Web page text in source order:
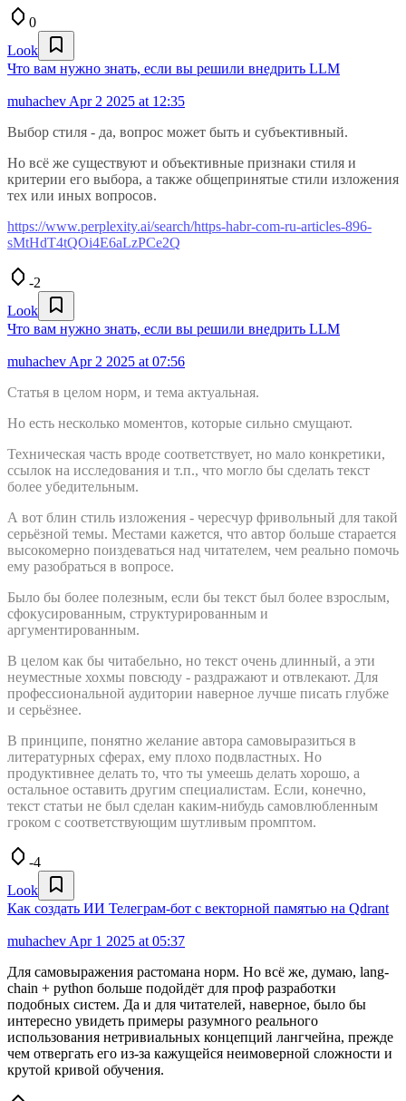
0
Look
Что вам нужно знать, если вы решили внедрить LLM
muhachev Apr 2 2025 at 12:35
Выбор стиля - да, вопрос может быть и субъективный.
Но всё же существуют и объективные признаки стиля и
критерии его выбора, а также общепринятые стили изложения
тех или иных вопросов.
https://www.perplexity.ai/search/https-habr-com-ru-articles-896-
sMtHdT4tQOi4E6aLzPCe2Q
-2
Look
Что вам нужно знать, если вы решили внедрить LLM
muhachev Apr 2 2025 at 07:56
Статья в целом норм, и тема актуальная.
Но есть несколько моментов, которые сильно смущают.
Техническая часть вроде соответствует, но мало конкретики,
ссылок на исследования и т.п., что могло бы сделать текст
более убедительным.
А вот блин стиль изложения - чересчур фривольный для такой
серьёзной темы. Местами кажется, что автор больше старается
высокомерно поиздеваться над читателем, чем реально помочь
ему разобраться в вопросе.
Было бы более полезным, если бы текст был более взрослым,
сфокусированным, структурированным и
аргументированным.
В целом как бы читабельно, но текст очень длинный, а эти
неуместные хохмы повсюду - раздражают и отвлекают. Для
профессиональной аудитории наверное лучше писать глубже
и серьёзнее.
В принципе, понятно желание автора самовыразиться в
литературных сферах, ему плохо подвластных. Но
продуктивнее делать то, что ты умеешь делать хорошо, а
остальное оставить другим специалистам. Если, конечно,
текст статьи не был сделан каким-нибудь самовлюбленным
гроком с соответствующим шутливым промптом.
-4
Look
Как создать ИИ Телеграм-бот с векторной памятью на Qdrant
muhachev Apr 1 2025 at 05:37
Для самовыражения растомана норм. Но всё же, думаю, lang-
chain + python больше подойдёт для проф разработки
подобных систем. Да и для читателей, наверное, было бы
интересно увидеть примеры разумного реального
использования нетривиальных концепций лангчейна, прежде
чем отвергать его из-за кажущейся неимоверной сложности и
крутой кривой обучения.